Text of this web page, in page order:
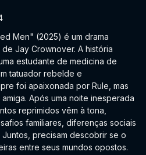
Men" (2025) é um drama
Jay Crownover. A história
estudante de medicina de
tatuador rebelde e
foi apaixonada por Rule, mas
Após uma noite inesperada
reprimidos vêm à tona,
familiares, diferenças sociais
precisam descobrir se o
entre seus mundos opostos.